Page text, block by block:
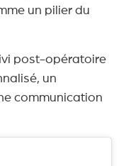
un pilier du
post-opératoire
un
communication